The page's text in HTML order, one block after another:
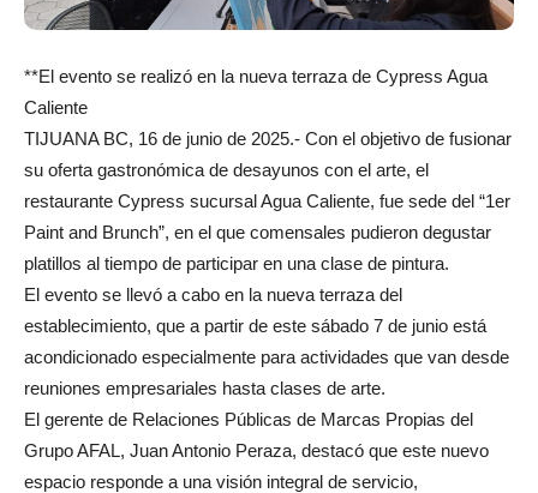
**El evento se realizó en la nueva terraza de Cypress Agua
Caliente
TIJUANA BC, 16 de junio de 2025.- Con el objetivo de fusionar
su oferta gastronómica de desayunos con el arte, el
restaurante Cypress sucursal Agua Caliente, fue sede del “1er
Paint and Brunch”, en el que comensales pudieron degustar
platillos al tiempo de participar en una clase de pintura.
El evento se llevó a cabo en la nueva terraza del
establecimiento, que a partir de este sábado 7 de junio está
acondicionado especialmente para actividades que van desde
reuniones empresariales hasta clases de arte.
El gerente de Relaciones Públicas de Marcas Propias del
Grupo AFAL, Juan Antonio Peraza, destacó que este nuevo
espacio responde a una visión integral de servicio,